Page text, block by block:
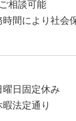
相談可能
間により社会
曜日固定休み
暇法定通り